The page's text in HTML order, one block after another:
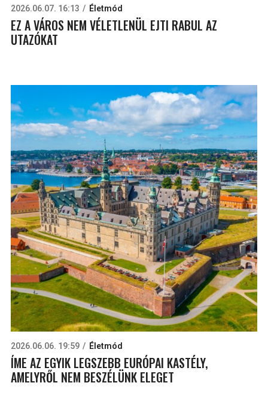
2026.06.07. 16:13 Életmód
EZ A VÁROS NEM VÉLETLENÜL EJTI RABUL AZ
UTAZÓKAT
2026.06.06. 19:59 Életmód
ÍME AZ EGYIK LEGSZEBB EURÓPAI KASTÉLY,
AMELYRŐL NEM BESZÉLÜNK ELEGET